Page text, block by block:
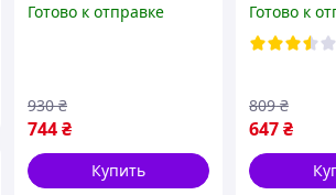
модель для бытового
Готово к отправке
744₴
930 ₴
Купить
для шитья
вещей
Готово к
647₴
809 ₴